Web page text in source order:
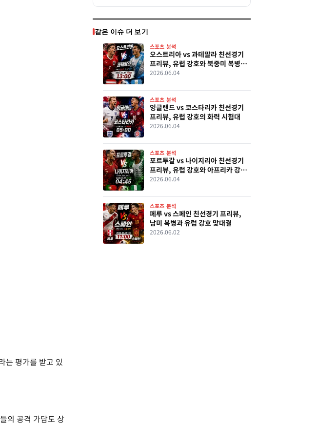
는 평가를 받고 있
의 공격 가담도 상
같은 이슈 더 보기
스포츠 분석
오스트리아 vs 과테말라 친선경기
프리뷰, 유럽 강호와 북중미 복병
맞대결
2026.06.04
스포츠 분석
잉글랜드 vs 코스타리카 친선경기
프리뷰, 유럽 강호의 화력 시험대
2026.06.04
스포츠 분석
포르투갈 vs 나이지리아 친선경기
프리뷰, 유럽 강호와 아프리카 강호
격돌
2026.06.04
스포츠 분석
페루 vs 스페인 친선경기 프리뷰,
남미 복병과 유럽 강호 맞대결
2026.06.02